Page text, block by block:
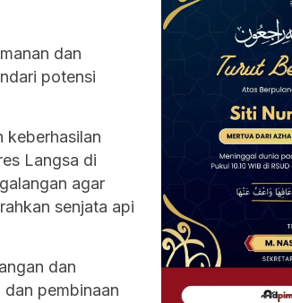
dan
potensi
keberhasilan
Langsa di
agar
senjata api
dan
pembinaan